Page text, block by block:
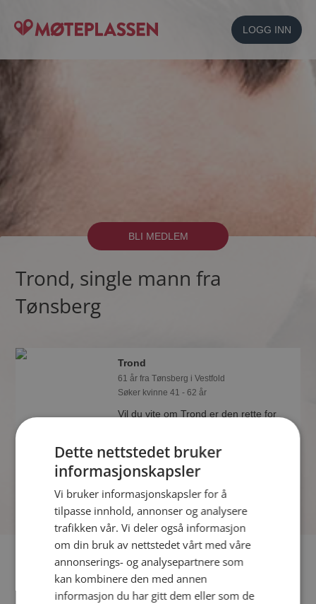
LOGG INN
BLI MEDLEM
Trond, single mann fra
Tønsberg
Trond
61 år fra Tønsberg i Vestfold
Søker kvinne 41 - 62 år
Vil du vite om Trond er den rette for
treningsentusiast som deg selv?
Fler single
Flere singlemenn fra Tønsberg: Knut-Arne,Klit,Espen
Dette nettstedet bruker
informasjonskapsler
Vi bruker informasjonskapsler for å
tilpasse innhold, annonser og analysere
trafikken vår. Vi deler også informasjon
om din bruk av nettstedet vårt med våre
annonserings- og analysepartnere som
kan kombinere den med annen
informasjon du har gitt dem eller som de